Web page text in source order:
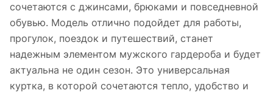
сочетаются с джинсами, брюками и повседневной
обувью. Модель отлично подойдет для работы,
прогулок, поездок и путешествий, станет
надежным элементом мужского гардероба и будет
актуальна не один сезон. Это универсальная
куртка, в которой сочетаются тепло, удобство и